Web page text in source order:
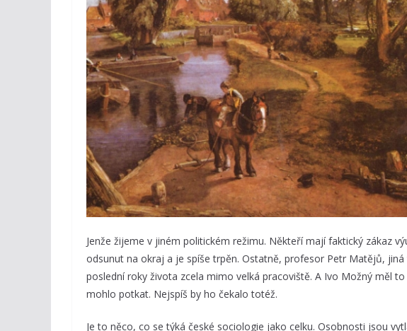
Jenže žijeme v jiném politickém režimu. Někteří mají faktický zákaz
odsunut na okraj a je spíše trpěn. Ostatně, profesor Petr Matějů,
poslední roky života zcela mimo velká pracoviště. A Ivo Možný měl
mohlo potkat. Nejspíš by ho čekalo totéž.
Je to něco, co se týká české sociologie jako celku. Osobnosti jsou